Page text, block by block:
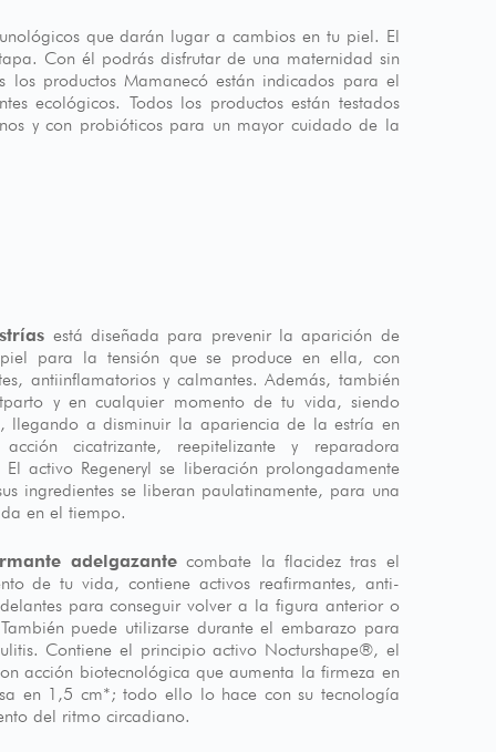
que darán lugar a cambios en tu piel. El
Con él podrás disfrutar de una maternidad sin
los productos Mamanecó están indicados para el
ecológicos. Todos los productos están testados
y con probióticos para un mayor cuidado de la
está diseñada para prevenir la aparición de
para la tensión que se produce en ella, con
antiinflamatorios y calmantes. Además, también
y en cualquier momento de tu vida, siendo
llegando a disminuir la apariencia de la estría en
cicatrizante, reepitelizante y reparadora
activo Regeneryl se liberación prolongadamente
ingredientes se liberan paulatinamente, para una
en el tiempo.
adelgazantecombate la flacidez tras el
de tu vida, contiene activos reafirmantes, anti-
para conseguir volver a la figura anterior o
puede utilizarse durante el embarazo para
Contiene el principio activo Nocturshape®, el
acción biotecnológica que aumenta la firmeza en
en 1,5 cm*; todo ello lo hace con su tecnología
del ritmo circadiano.